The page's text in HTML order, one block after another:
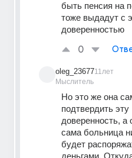
быть пенсия на
тоже выдадут с
доверенностью
0
oleg_23677
Мыслитель
11лет
Но это же она
подтвердить эту
доверенность, а
сама больница
будет
деньгами.